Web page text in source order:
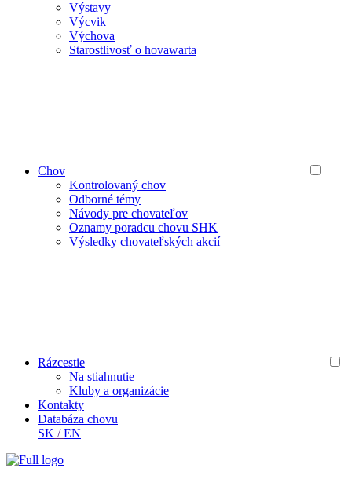
Výstavy
Výcvik
Výchova
Starostlivosť o hovawarta
Chov
Kontrolovaný chov
Odborné témy
Návody pre chovateľov
Oznamy poradcu chovu SHK
Výsledky chovateľských akcií
Rázcestie
Na stiahnutie
Kluby a organizácie
Kontakty
Databáza chovu
SK /EN